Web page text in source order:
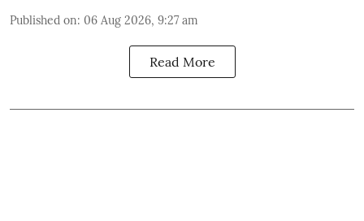
Published on: 06 Aug 2026, 9:27 am
Read More